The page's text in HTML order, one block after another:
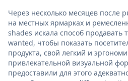
Через несколько месяцев после
на местных ярмарках и
shades искала способ продавать
wanted, чтобы показать
продукта, свой легкий и
привлекательной визуальной
предоставили для этого